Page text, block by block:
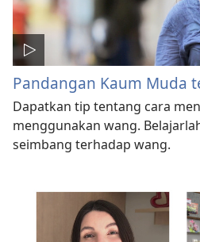
Pandangan Kaum Muda
Dapatkan tip tentang cara
menggunakan wang.
seimbang terhadap wang.